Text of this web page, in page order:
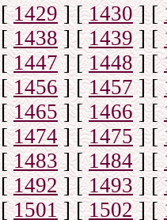
[1429 ] [1430] [
[1438] [1439] [
[1447] [1448] [
[1456] [1457] [
[1465] [1466] [
[1474] [1475] [
[1483] [1484] [
[1492] [1493] [
[1501] [1502] [